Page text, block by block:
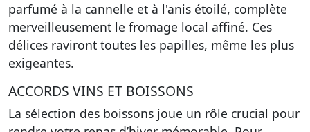
parfumé à la cannelle et à l'anis étoilé, complète
merveilleusement le fromage local affiné. Ces
délices raviront toutes les papilles, même les plus
exigeantes.
ACCORDS VINS ET BOISSONS
La sélection des boissons joue un rôle crucial pour